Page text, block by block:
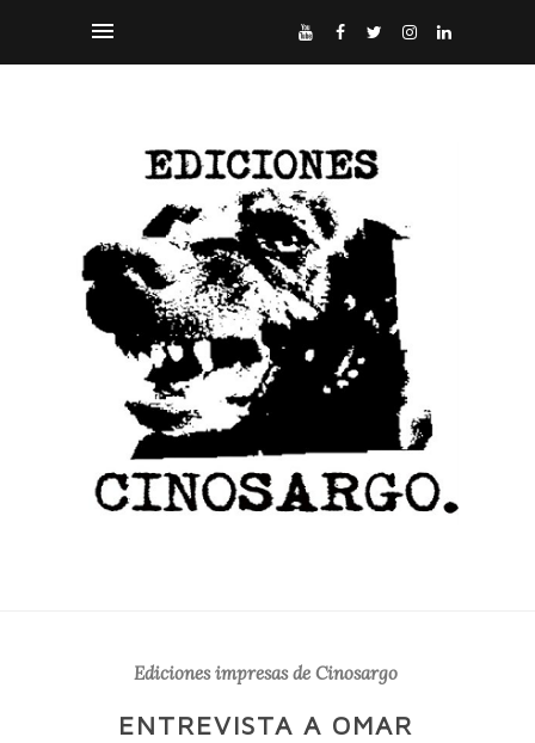
Ediciones impresas de Cinosargo
ENTREVISTA A OMAR